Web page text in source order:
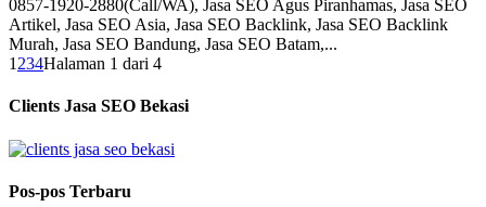
0857-1920-2880(Call/WA), Jasa SEO Agus Piranhamas, Jasa SEO
Artikel, Jasa SEO Asia, Jasa SEO Backlink, Jasa SEO Backlink
Murah, Jasa SEO Bandung, Jasa SEO Batam,...
1 234Halaman 1 dari 4
Clients Jasa SEO Bekasi
Pos-pos Terbaru